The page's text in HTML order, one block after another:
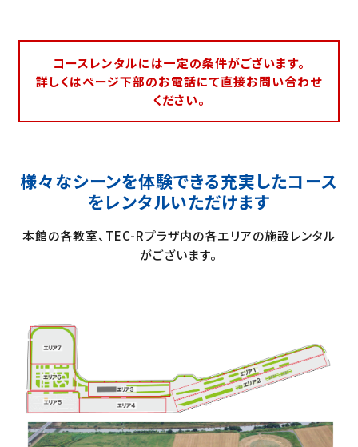
コースレンタルには一定の条件がございます。
詳しくはページ下部のお電話にて直接お問い合わせ
ください。
様々なシーンを体験できる充実したコース
をレンタルいただけます
本館の各教室、TEC-Rプラザ内の各エリアの施設レンタル
がございます。